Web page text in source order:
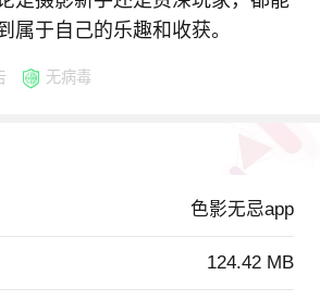
属于自己的乐趣和收获。
无病毒
色影无忌app
124.42 MB